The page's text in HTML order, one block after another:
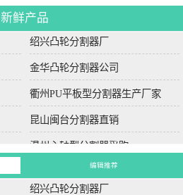
新鲜产品
绍兴凸轮分割器厂
金华凸轮分割器公司
衢州PU平板型分割器生产厂家
昆山闽台分割器直销
温州心轴型分割器采购
编辑推荐
绍兴凸轮分割器厂